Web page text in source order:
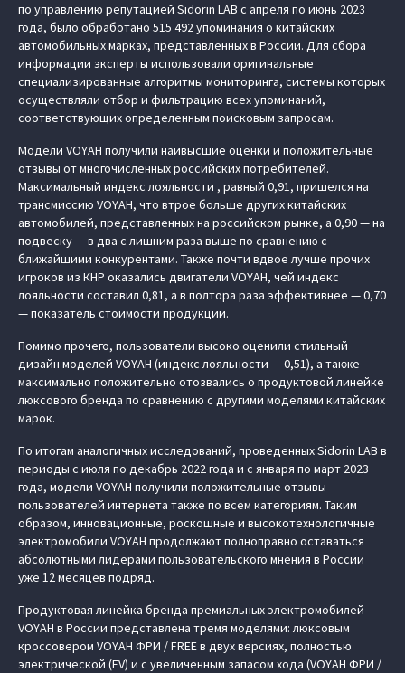
по управлению репутацией Sidorin LAB с апреля по июнь 2023
года, было обработано 515 492 упоминания о китайских
автомобильных марках, представленных в России. Для сбора
информации эксперты использовали оригинальные
специализированные алгоритмы мониторинга, системы которых
осуществляли отбор и фильтрацию всех упоминаний,
соответствующих определенным поисковым запросам.
Модели VOYAH получили наивысшие оценки и положительные
отзывы от многочисленных российских потребителей.
Максимальный индекс лояльности , равный 0,91, пришелся на
трансмиссию VOYAH, что втрое больше других китайских
автомобилей, представленных на российском рынке, а 0,90 — на
подвеску — в два с лишним раза выше по сравнению с
ближайшими конкурентами. Также почти вдвое лучше прочих
игроков из КНР оказались двигатели VOYAH, чей индекс
лояльности составил 0,81, а в полтора раза эффективнее — 0,70
— показатель стоимости продукции.
Помимо прочего, пользователи высоко оценили стильный
дизайн моделей VOYAH (индекс лояльности — 0,51), а также
максимально положительно отозвались о продуктовой линейке
люксового бренда по сравнению с другими моделями китайских
марок.
По итогам аналогичных исследований, проведенных Sidorin LAB в
периоды с июля по декабрь 2022 года и с января по март 2023
года, модели VOYAH получили положительные отзывы
пользователей интернета также по всем категориям. Таким
образом, инновационные, роскошные и высокотехнологичные
электромобили VOYAH продолжают полноправно оставаться
абсолютными лидерами пользовательского мнения в России
уже 12 месяцев подряд.
Продуктовая линейка бренда премиальных электромобилей
VOYAH в России представлена тремя моделями: люксовым
кроссовером VOYAH ФРИ / FREE в двух версиях, полностью
электрической (EV) и с увеличенным запасом хода (VOYAH ФРИ /